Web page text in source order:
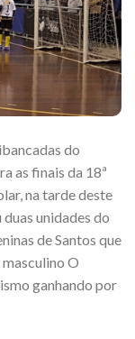
do
as finais da 18ª
na tarde deste
unidades do
de Santos que
O
ganhando por